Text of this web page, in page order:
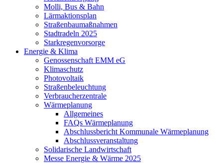
Molli, Bus & Bahn
Lärmaktionsplan
Straßenbaumaßnahmen
Stadtradeln 2025
Starkregenvorsorge
Energie & Klima
Genossenschaft EMM eG
Klimaschutz
Photovoltaik
Straßenbeleuchtung
Verbraucherzentrale
Wärmeplanung
Allgemeines
FAQs Wärmeplanung
Abschlussbericht Kommunale Wärmeplanung
Abschlussveranstaltung
Solidarische Landwirtschaft
Messe Energie & Wärme 2025